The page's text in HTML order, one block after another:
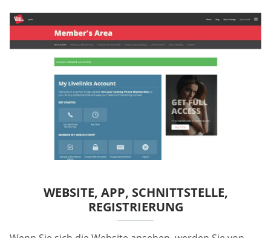
WEBSITE, APP, SCHNITTSTELLE,
REGISTRIERUNG